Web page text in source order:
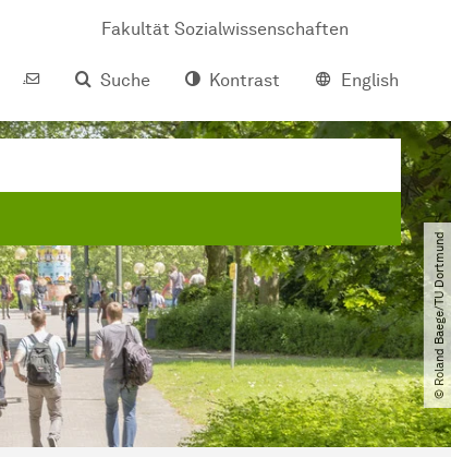
Fakultät Sozialwissenschaften
Suche
Kontrast English
© Roland Baege​/​TU Dortmund